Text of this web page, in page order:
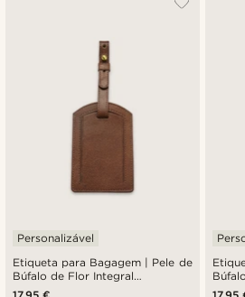
Etiqueta para Bagagem | Pele de
Búfalo de Flor Integral
Castanho-escuro | Redonda
Personalizável